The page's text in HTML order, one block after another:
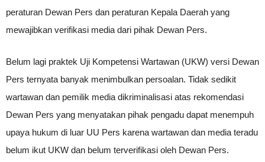
peraturan Dewan Pers dan peraturan Kepala Daerah yang
mewajibkan verifikasi media dari pihak Dewan Pers.
Belum lagi praktek Uji Kompetensi Wartawan (UKW) versi Dewan
Pers ternyata banyak menimbulkan persoalan. Tidak sedikit
wartawan dan pemilik media dikriminalisasi atas rekomendasi
Dewan Pers yang menyatakan pihak pengadu dapat menempuh
upaya hukum di luar UU Pers karena wartawan dan media teradu
belum ikut UKW dan belum terverifikasi oleh Dewan Pers.